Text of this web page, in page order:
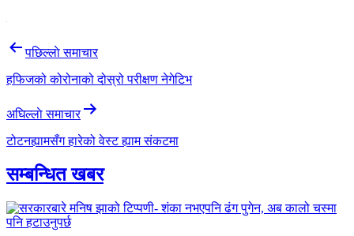
Post
navigation
पछिल्लाे समाचार
हफिजको कोरोनाको दोस्रो परीक्षण नेगेटिभ
अघिल्लाे समाचार
टोटनह्यामसँग हारेको वेस्ट ह्याम संकटमा
सम्बन्धित खबर